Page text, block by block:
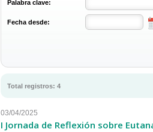
Palabra clave:
Fecha desde:
Total registros: 4
03/04/2025
I Jornada de Reflexión sobre